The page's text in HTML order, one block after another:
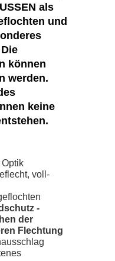
als
und
können
werden.
keine
voll-
-
der
Flechtung